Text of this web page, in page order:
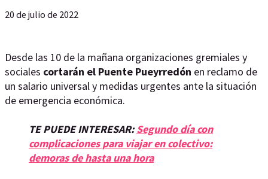
20 de julio de 2022
Desde las 10 de la mañana organizaciones gremiales y
sociales cortarán el Puente Pueyrredón en reclamo de
un salario universal y medidas urgentes ante la situación
de emergencia económica.
TE PUEDE INTERESAR:Segundo día con
complicaciones para viajar en colectivo:
demoras de hasta una hora